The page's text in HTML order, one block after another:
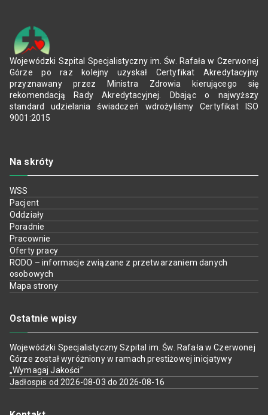
Wojewódzki Szpital Specjalistyczny im. Św. Rafała w Czerwonej
Górze po raz kolejny uzyskał Certyfikat Akredytacyjny
przyznawany przez Ministra Zdrowia kierującego się
rekomendacją Rady Akredytacyjnej. Dbając o najwyższy
standard udzielania świadczeń wdrożyliśmy Certyfikat ISO
9001:2015
Na skróty
WSS
Pacjent
Oddziały
Poradnie
Pracownie
Oferty pracy
RODO – informacje związane z przetwarzaniem danych
osobowych
Mapa strony
Ostatnie wpisy
Wojewódzki Specjalistyczny Szpital im. Św. Rafała w Czerwonej
Górze został wyróżniony w ramach prestiżowej inicjatywy
„Wymagaj Jakości”
Jadłospis od 2026-08-03 do 2026-08-16